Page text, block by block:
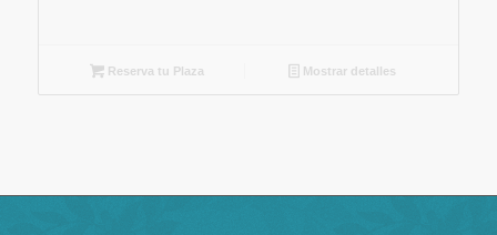
Reserva tu Plaza Mostrar detalles